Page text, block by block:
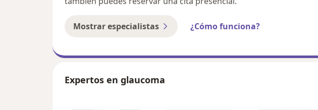
Mostrar especialistas ¿Cómo funciona?
Expertos en glaucoma